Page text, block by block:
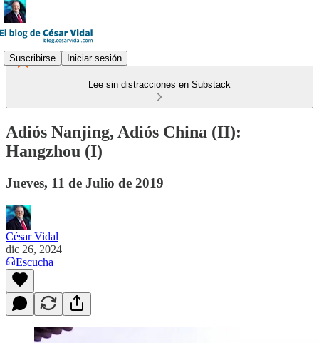
Suscribirse Iniciar sesión
Lee sin distracciones en Substack
Adiós Nanjing, Adiós China (II):
Hangzhou (I)
Jueves, 11 de Julio de 2019
César Vidal
dic 26, 2024
Escucha